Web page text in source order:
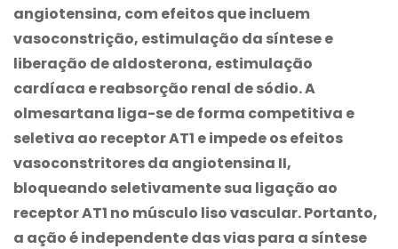
angiotensina, com efeitos que incluem
vasoconstrição, estimulação da síntese e
liberação de aldosterona, estimulação
cardíaca e reabsorção renal de sódio. A
olmesartana liga-se de forma competitiva e
seletiva ao receptor AT1 e impede os efeitos
vasoconstritores da angiotensina II,
bloqueando seletivamente sua ligação ao
receptor AT1 no músculo liso vascular. Portanto,
a ação é independente das vias para a síntese